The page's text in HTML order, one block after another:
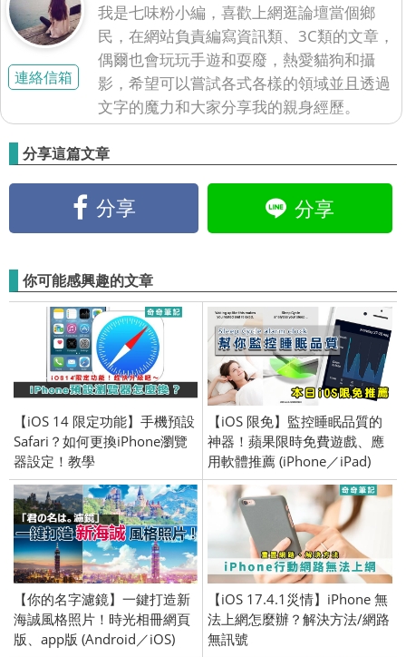
連絡信箱
我是七味粉小編，喜歡上網逛論壇當個鄉
民，在網站負責編寫資訊類、3C類的文章，
偶爾也會玩玩手遊和耍廢，熱愛貓狗和攝
影，希望可以嘗試各式各樣的領域並且透過
文字的魔力和大家分享我的親身經歷。
分享這篇文章
分享 分享
你可能感興趣的文章
【iOS 14 限定功能】手機預設
Safari？如何更換iPhone瀏覽
器設定！教學
【iOS 限免】監控睡眠品質的
神器！蘋果限時免費遊戲、應
用軟體推薦 (iPhone／iPad)
2018/1/24
【你的名字濾鏡】一鍵打造新
海誠風格照片！時光相冊網頁
版、app版 (Android／iOS)
【iOS 17.4.1災情】iPhone 無
法上網怎麼辦？解決方法/網路
無訊號